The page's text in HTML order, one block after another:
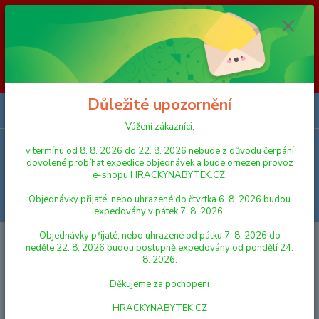
Vážení zákazníci, v termínu od 8. 8. 2026 do 23. 8. 2026 nebude z
důvodu čerpání dovolené probíhat expedice objednávek a bude omezen
provoz e-shopu HRACKYNABYTEK.CZ. Objednávky přijaté, nebo
uhrazené do čtvrtka 6. 8. 2026 budou expedovány v pátek 7. 8. 2026.
Objednávky přijaté, nebo uhrazené od pátku 7. 8. 2026 do neděle 23. 8.
2026 budou postupně expedovány od pondělí 24. 8. 2026. Děkujeme za
pochopení HRACKYNABYTEK.CZ
Menu
Hledat
AUTA, LODĚ, LETADLA
Terénní vozidlo vojenské 23 cm 1:16 na
setrvačník na baterie se světlem a zvukem 2 barvy v krabičce
Terénní vozidlo vojenské 23 cm
1:16 na setrvačník na baterie se
Důležité upozornění
Vážení zákazníci,
v termínu od 8. 8. 2026 do 22. 8. 2026 nebude z důvodu čerpání
dovolené probíhat expedice objednávek a bude omezen provoz
e-shopu HRACKYNABYTEK.CZ.
Objednávky přijaté, nebo uhrazené do čtvrtka 6. 8. 2026 budou
expedovány v pátek 7. 8. 2026.
Objednávky přijaté, nebo uhrazené od pátku 7. 8. 2026 do
neděle 22. 8. 2026 budou postupně expedovány od pondělí 24.
8. 2026.
Děkujeme za pochopení
HRACKYNABYTEK.CZ